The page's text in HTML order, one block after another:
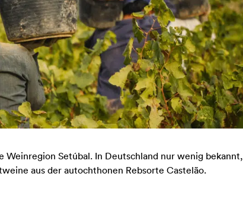
Weinregion Setúbal. In Deutschland nur wenig bekannt,
aus der autochthonen Rebsorte Castelão.